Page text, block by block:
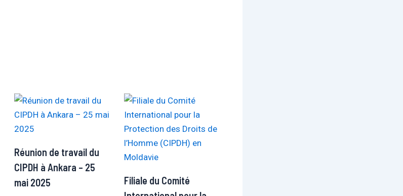
Réunion de travail du
CIPDH à Ankara – 25
mai 2025
Filiale du Comité